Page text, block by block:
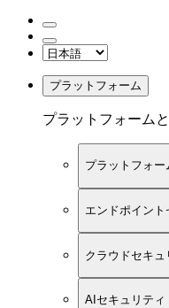
プラットフォーム
プラットフォーム
プラットフォー
エンドポイント
クラウドセキュ
AIセキュリティ